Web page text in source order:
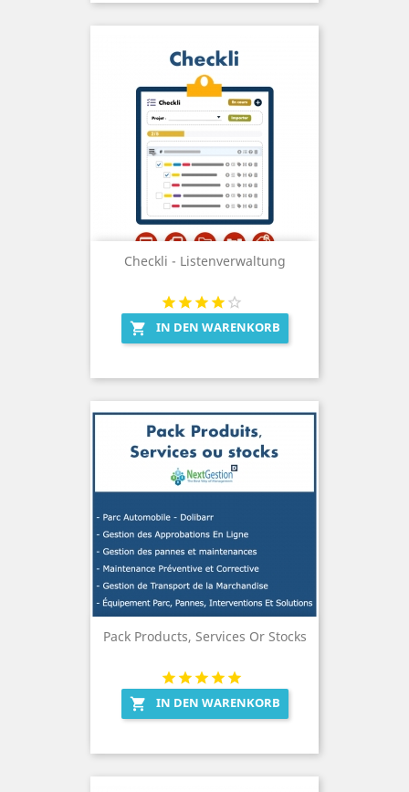
Checkli - Listenverwaltung
 IN DEN WARENKORB
Pack Products, Services Or Stocks
 IN DEN WARENKORB